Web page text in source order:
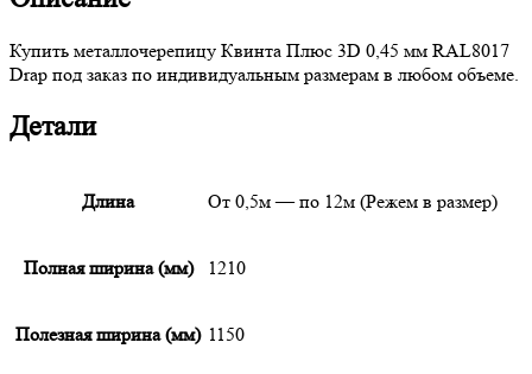
Купить металлочерепицу Квинта Плюс 3D 0,45 мм RAL8017
Drap под заказ по индивидуальным размерам в любом объеме.
Детали
Длина От 0,5м — по 12м (Режем в размер)
Полная ширина (мм) 1210
Полезная ширина (мм) 1150